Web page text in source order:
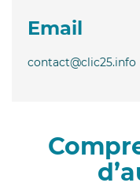
Email
contact@clic25.info